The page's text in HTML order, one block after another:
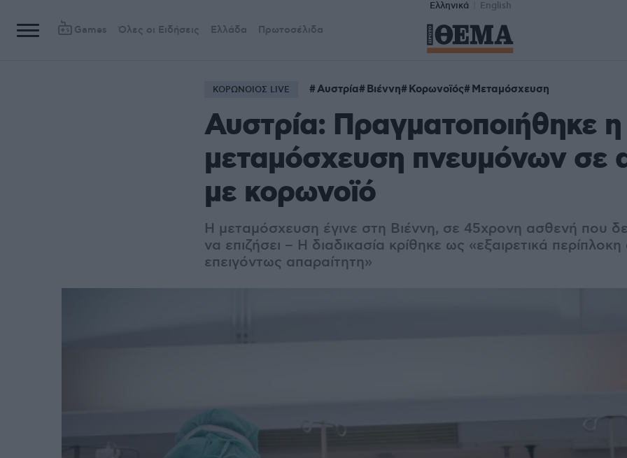
Ελληνικά English
Games Όλες οι Ειδήσεις Ελλάδα Πρωτοσέλιδα
ΚΟΡΩΝΟΙΟΣ LIVE Αυστρία Βιέννη Κορωνοϊός Μεταμόσχευση
Αυστρία: Πραγματοποιήθηκε
μεταμόσχευση πνευμόνων σε
με κορωνοϊό
Η μεταμόσχευση έγινε στη Βιέννη, σε 45χρονη ασθενή που
να επιζήσει – Η διαδικασία κρίθηκε ως «εξαιρετικά
επειγόντως απαραίτητη»